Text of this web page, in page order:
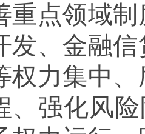
重点领域
发、金融
权力集中
、强化风